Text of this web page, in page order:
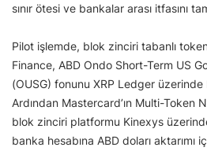
sınır ötesi ve bankalar arası itfasını
Pilot işlemde, blok zinciri tabanlı
Finance, ABD Ondo Short-Term US
(OUSG) fonunu XRP Ledger
Ardından Mastercard’ın Multi-Token
blok zinciri platformu Kinexys
banka hesabına ABD doları aktarımı